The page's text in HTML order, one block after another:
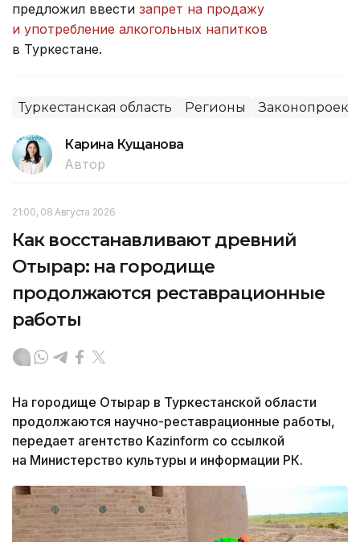
предложил ввести запрет на продажу
и употребление алкогольных напитков
в Туркестане.
Туркестанская область Регионы
Карина Кущанова
Автор
21:00, 08 Августа 2026
Как восстанавливают древний
Отырар: на городище
продолжаются реставрационные
работы
На городище Отырар в Туркестанской области
продолжаются научно-реставрационные работы,
передает агентство Kazinform со ссылкой
на Министерство культуры и информации РК.